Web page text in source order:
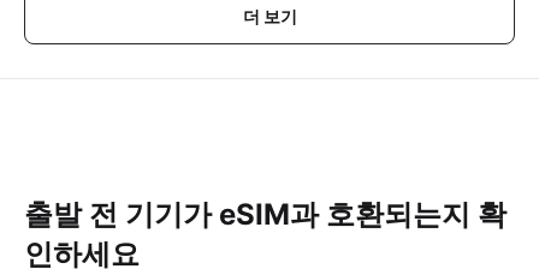
더 보기
출발 전 기기가 eSIM과 호환되는지 확
인하세요